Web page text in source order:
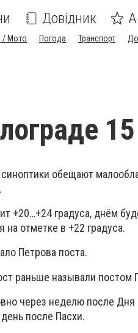
Довідник
/ Мото Погода Транспорт
синоптики обещают
+20…+24 градуса, днём
на отметке в +22 градуса.
Петрова поста.
раньше называли постом
через неделю после
после Пасхи.